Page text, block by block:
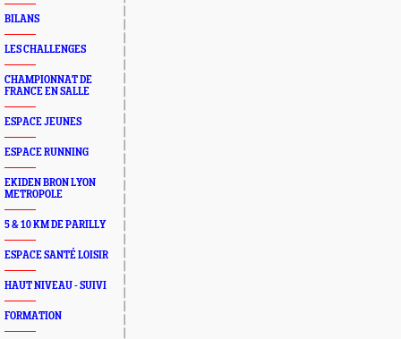
BILANS
LES CHALLENGES
CHAMPIONNAT DE
FRANCE EN SALLE
ESPACE JEUNES
ESPACE RUNNING
EKIDEN BRON LYON
METROPOLE
5 & 10 KM DE PARILLY
ESPACE SANTÉ LOISIR
HAUT NIVEAU - SUIVI
FORMATION